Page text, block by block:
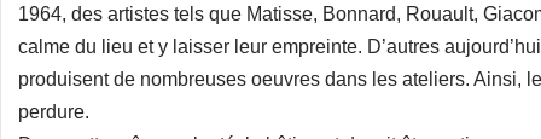
1964, des artistes tels que Matisse, Bonnard, Rouault,
calme du lieu et y laisser leur empreinte. D’autres
produisent de nombreuses oeuvres dans les ateliers. Ainsi,
perdure.